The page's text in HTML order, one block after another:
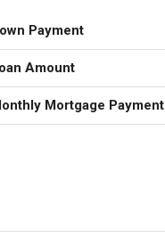
Payment
Amount
Mortgage Payment